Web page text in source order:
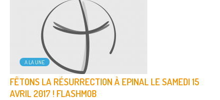
A LA UNE
FÊTONS LA RÉSURRECTION À EPINAL LE SAMEDI 15
AVRIL 2017 ! FLASHMOB